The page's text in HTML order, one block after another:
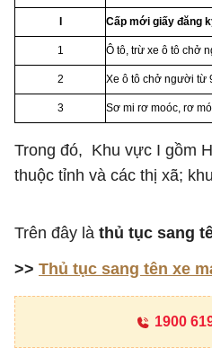
Cấp mới giấy đăng
1 Ô tô, trừ xe ô tô chở
2 Xe ô tô chở người từ
3 Sơ mi rơ moóc, rơ
Trong đó, Khu vực I gồm
thuộc tỉnh và các thị xã;
Trên đây là thủ tục sang
>> Thủ tục sang tên xe
1900